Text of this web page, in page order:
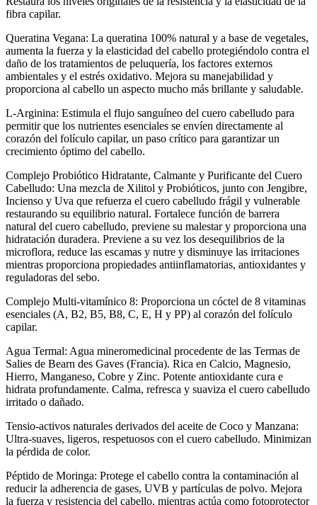
fibra capilar.
Queratina Vegana: La queratina 100% natural y a base de vegetales,
aumenta la fuerza y la elasticidad del cabello protegiéndolo contra el
daño de los tratamientos de peluquería, los factores externos
ambientales y el estrés oxidativo. Mejora su manejabilidad y
proporciona al cabello un aspecto mucho más brillante y saludable.
L-Arginina: Estimula el flujo sanguíneo del cuero cabelludo para
permitir que los nutrientes esenciales se envíen directamente al
corazón del folículo capilar, un paso crítico para garantizar un
crecimiento óptimo del cabello.
Complejo Probiótico Hidratante, Calmante y Purificante del Cuero
Cabelludo: Una mezcla de Xilitol y Probióticos, junto con Jengibre,
Incienso y Uva que refuerza el cuero cabelludo frágil y vulnerable
restaurando su equilibrio natural. Fortalece función de barrera
natural del cuero cabelludo, previene su malestar y proporciona una
hidratación duradera. Previene a su vez los desequilibrios de la
microflora, reduce las escamas y nutre y disminuye las irritaciones
mientras proporciona propiedades antiinflamatorias, antioxidantes y
reguladoras del sebo.
Complejo Multi-vitamínico 8: Proporciona un cóctel de 8 vitaminas
esenciales (A, B2, B5, B8, C, E, H y PP) al corazón del folículo
capilar.
Agua Termal: Agua mineromedicinal procedente de las Termas de
Salies de Bearn des Gaves (Francia). Rica en Calcio, Magnesio,
Hierro, Manganeso, Cobre y Zinc. Potente antioxidante cura e
hidrata profundamente. Calma, refresca y suaviza el cuero cabelludo
irritado o dañado.
Tensio-activos naturales derivados del aceite de Coco y Manzana:
Ultra-suaves, ligeros, respetuosos con el cuero cabelludo. Minimizan
la pérdida de color.
Péptido de Moringa: Protege el cabello contra la contaminación al
reducir la adherencia de gases, UVB y partículas de polvo. Mejora
la fuerza y resistencia del cabello, mientras actúa como fotoprotector